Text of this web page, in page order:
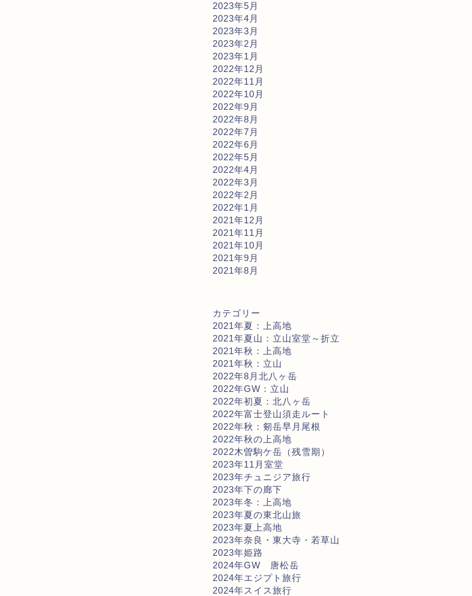
2023年5月
2023年4月
2023年3月
2023年2月
2023年1月
2022年12月
2022年11月
2022年10月
2022年9月
2022年8月
2022年7月
2022年6月
2022年5月
2022年4月
2022年3月
2022年2月
2022年1月
2021年12月
2021年11月
2021年10月
2021年9月
2021年8月
カテゴリー
2021年夏：上高地
2021年夏山：立山室堂～折立
2021年秋：上高地
2021年秋：立山
2022年8月北八ヶ岳
2022年GW：立山
2022年初夏：北八ヶ岳
2022年富士登山須走ルート
2022年秋：剱岳早月尾根
2022年秋の上高地
2022木曽駒ケ岳（残雪期）
2023年11月室堂
2023年チュニジア旅行
2023年下の廊下
2023年冬：上高地
2023年夏の東北山旅
2023年夏上高地
2023年奈良・東大寺・若草山
2023年姫路
2024年GW 唐松岳
2024年エジプト旅行
2024年スイス旅行